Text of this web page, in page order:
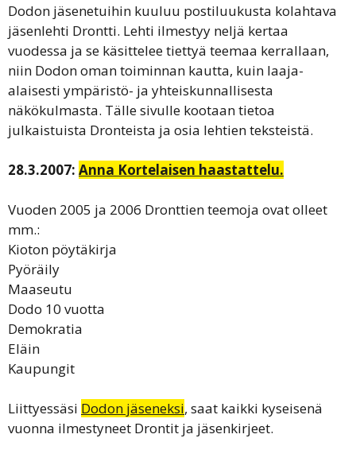
Dodon jäsenetuihin kuuluu postiluukusta kolahtava
jäsenlehti Drontti. Lehti ilmestyy neljä kertaa
vuodessa ja se käsittelee tiettyä teemaa kerrallaan,
niin Dodon oman toiminnan kautta, kuin laaja-
alaisesti ympäristö- ja yhteiskunnallisesta
näkökulmasta. Tälle sivulle kootaan tietoa
julkaistuista Dronteista ja osia lehtien teksteistä.
28.3.2007: Anna Kortelaisen haastattelu.
Vuoden 2005 ja 2006 Dronttien teemoja ovat olleet
mm.:
Kioton pöytäkirja
Pyöräily
Maaseutu
Dodo 10 vuotta
Demokratia
Eläin
Kaupungit
Liittyessäsi Dodon jäseneksi, saat kaikki kyseisenä
vuonna ilmestyneet Drontit ja jäsenkirjeet.